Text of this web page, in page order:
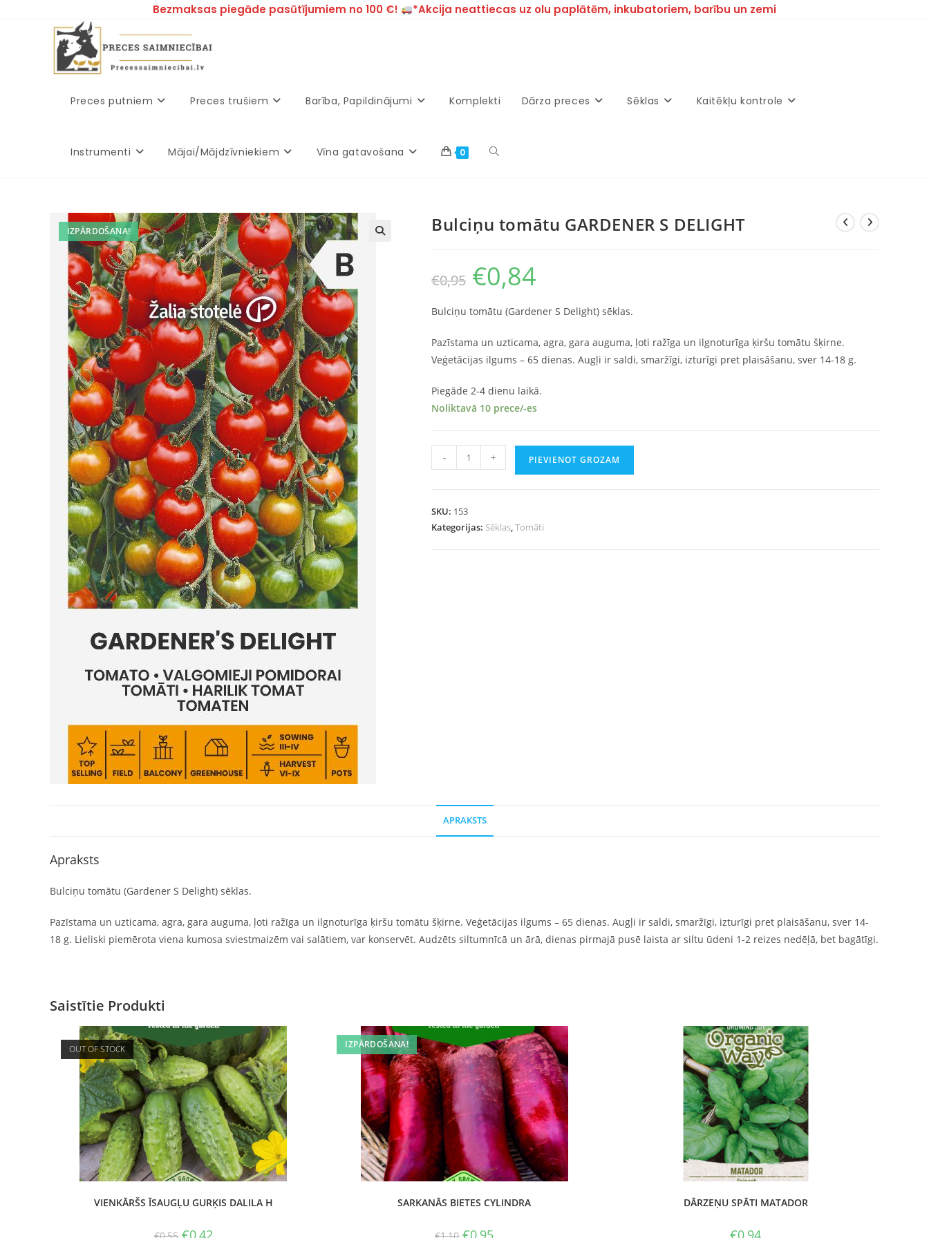
Bezmaksas piegāde pasūtījumiem no 100 €! *Akcija neattiecas uz olu paplātēm, inkubatoriem, barību un zemi
Preces putniem Preces trušiem Barība, Papildinājumi Komplekti Dārza preces Sēklas Kaitēkļu kontrole
Instrumenti Mājai/Mājdzīvniekiem Vīna gatavošana 0
IZPĀRDOŠANA! Bulciņu tomātu GARDENER S DELIGHT
€0,95 €0,84
Bulciņu tomātu (Gardener S Delight) sēklas.
Pazīstama un uzticama, agra, gara auguma, ļoti ražīga un ilgnoturīga ķiršu tomātu šķirne.
Veģetācijas ilgums – 65 dienas. Augļi ir saldi, smaržīgi, izturīgi pret plaisāšanu, sver 14-18 g.
Piegāde 2-4 dienu laikā.
Noliktavā 10 prece/-es
- + PIEVIENOT GROZAM
SKU: 153
Kategorijas: Sēklas,Tomāti
APRAKSTS
Apraksts
Bulciņu tomātu (Gardener S Delight) sēklas.
Pazīstama un uzticama, agra, gara auguma, ļoti ražīga un ilgnoturīga ķiršu tomātu šķirne. Veģetācijas ilgums – 65 dienas. Augļi ir saldi, smaržīgi, izturīgi pret plaisāšanu, sver 14-
18 g. Lieliski piemērota viena kumosa sviestmaizēm vai salātiem, var konservēt. Audzēts siltumnīcā un ārā, dienas pirmajā pusē laista ar siltu ūdeni 1-2 reizes nedēļā, bet bagātīgi.
Saistītie Produkti
OUT OF STOCK
VIENKĀRŠS ĪSAUGĻU GURĶIS DALILA H
€0,42
IZPĀRDOŠANA!
SARKANĀS BIETES CYLINDRA
€0,95
DĀRZEŅU SPĀTI MATADOR
€0,94